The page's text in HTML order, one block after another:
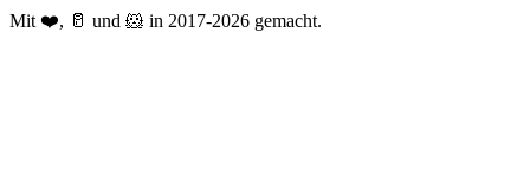
Mit ❤️, 🥛 und 🐹 in 2017-2026 gemacht.